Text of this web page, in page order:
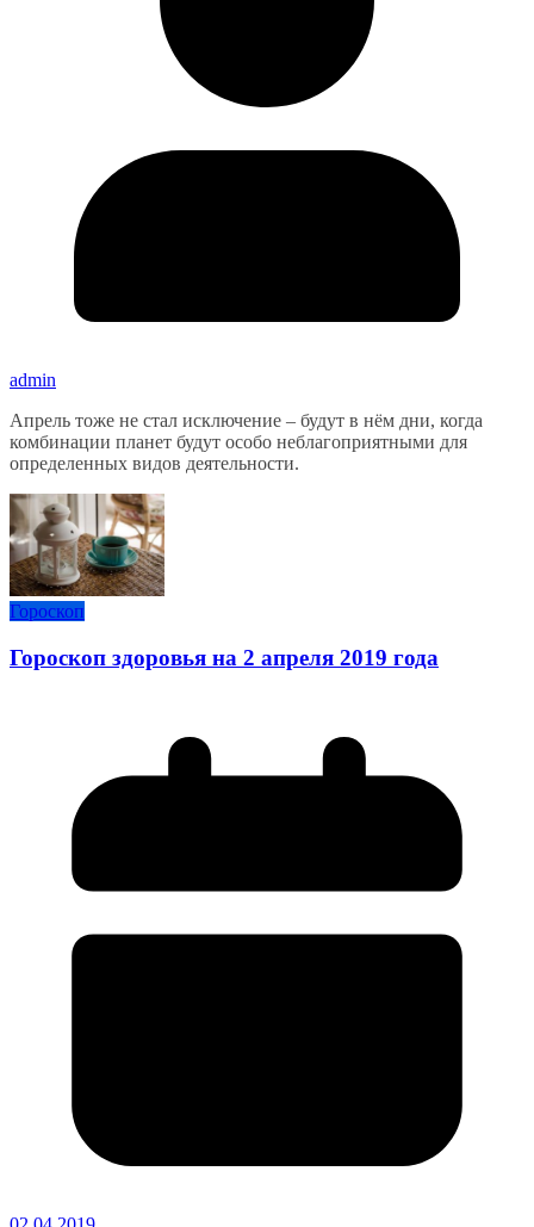
admin
Апрель тоже не стал исключение – будут в нём дни, когда
комбинации планет будут особо неблагоприятными для
определенных видов деятельности.
Гороскоп
Гороскоп здоровья на 2 апреля 2019 года